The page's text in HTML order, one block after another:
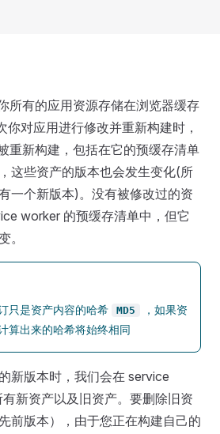
所有的应用资源存储在浏览器缓存
你对应用进行修改并重新构建时，
重新构建，包括在它的预缓存清单
这些资产的版本也会发生变化(所
一个新版本)。没有被修改过的资
worker 的预缓存清单中，但它
。
只是资产内容的哈希
MD5
，如果资
算出来的哈希将始终相同
新版本时，我们会在 service
新资产以及旧资产。要删除旧资
前版本），由于您正在构建自己的